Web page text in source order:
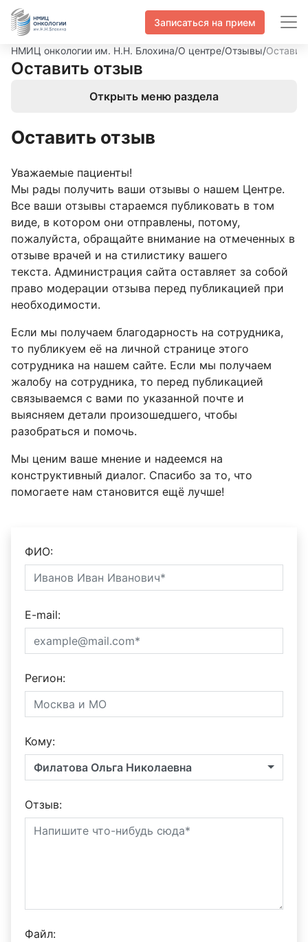
Записаться на прием
НМИЦ онкологии им. Н.Н. Блохина/О центре/Отзывы/
Оставить отзыв
Открыть меню раздела
Оставить отзыв
Уважаемые пациенты!
Мы рады получить ваши отзывы о нашем Центре.
Все ваши отзывы стараемся публиковать в том
виде, в котором они отправлены, потому,
пожалуйста, обращайте внимание на отмеченных в
отзыве врачей и на стилистику вашего
текста. Администрация сайта оставляет за собой
право модерации отзыва перед публикацией при
необходимости.
Если мы получаем благодарность на сотрудника,
то публикуем её на личной странице этого
сотрудника на нашем сайте. Если мы получаем
жалобу на сотрудника, то перед публикацией
связываемся с вами по указанной почте и
выясняем детали произошедшего, чтобы
разобраться и помочь.
Мы ценим ваше мнение и надеемся на
конструктивный диалог. Спасибо за то, что
помогаете нам становится ещё лучше!
ФИО:
E-mail:
Регион:
Кому:
Филатова Ольга Николаевна
Отзыв:
Файл: